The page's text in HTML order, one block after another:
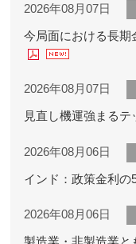
2026年08月07日
今局面における長期
2026年08月07日
見直し機運強まるテ
2026年08月06日
インド：政策金利の
2026年08月06日